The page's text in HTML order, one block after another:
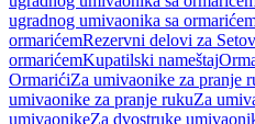
ugradnog umivaonika sa
ormarićemRezervni delovi za
ormarićemKupatilski nameštaj
OrmarićiZa umivaonike za pranje
umivaonike za pranje rukuZa
umivaonikeZa dvostruke